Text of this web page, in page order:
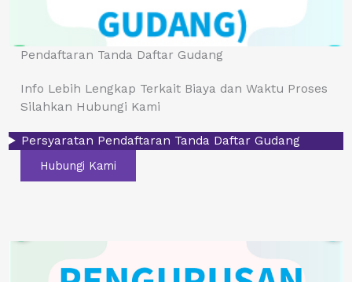
Pendaftaran Tanda Daftar Gudang
Info Lebih Lengkap Terkait Biaya dan Waktu Proses
Silahkan Hubungi Kami
Persyaratan Pendaftaran Tanda Daftar Gudang
Hubungi Kami